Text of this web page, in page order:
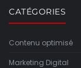
CATÉGORIES
Contenu optimisé
Marketing Digital